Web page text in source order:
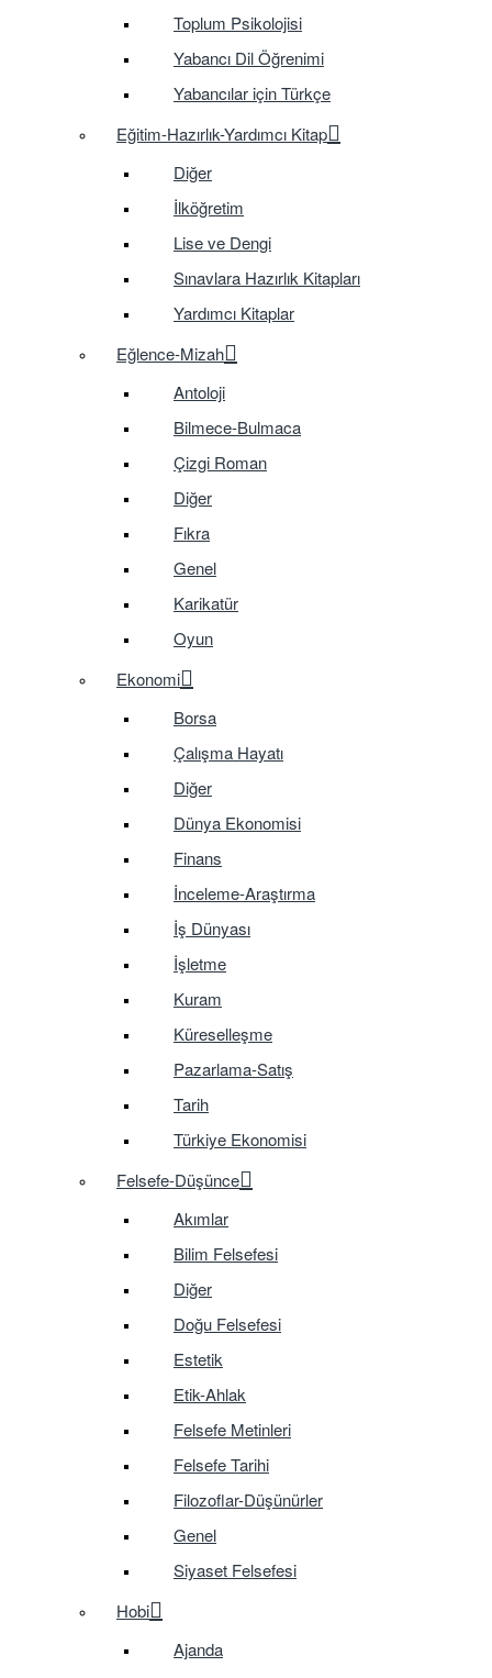
Toplum Psikolojisi
Yabancı Dil Öğrenimi
Yabancılar için Türkçe
Eğitim-Hazırlık-Yardımcı Kitap
Diğer
İlköğretim
Lise ve Dengi
Sınavlara Hazırlık Kitapları
Yardımcı Kitaplar
Eğlence-Mizah
Antoloji
Bilmece-Bulmaca
Çizgi Roman
Diğer
Fıkra
Genel
Karikatür
Oyun
Ekonomi
Borsa
Çalışma Hayatı
Diğer
Dünya Ekonomisi
Finans
İnceleme-Araştırma
İş Dünyası
İşletme
Kuram
Küreselleşme
Pazarlama-Satış
Tarih
Türkiye Ekonomisi
Felsefe-Düşünce
Akımlar
Bilim Felsefesi
Diğer
Doğu Felsefesi
Estetik
Etik-Ahlak
Felsefe Metinleri
Felsefe Tarihi
Filozoflar-Düşünürler
Genel
Siyaset Felsefesi
Hobi
Ajanda